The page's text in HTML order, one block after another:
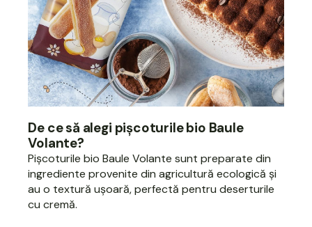
De ce să alegi pișcoturile bio Baule
Volante?
Pișcoturile bio Baule Volante sunt preparate din
ingrediente provenite din agricultură ecologică și
au o textură ușoară, perfectă pentru deserturile
cu cremă.